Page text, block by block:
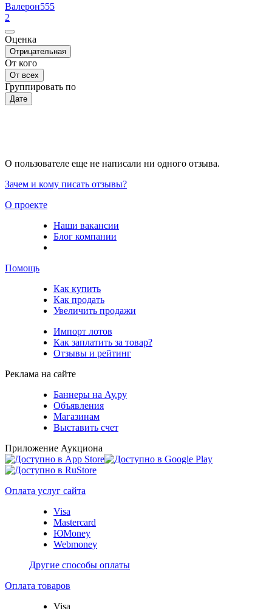
Валерон555
2
Оценка
Отрицательная
От кого
От всех
Группировать по
Дате
О пользователе еще не написали ни одного отзыва.
Зачем и кому писать отзывы?
О проекте
Наши вакансии
Блог компании
Помощь
Как купить
Как продать
Увеличить продажи
Импорт лотов
Как заплатить за товар?
Отзывы и рейтинг
Реклама на сайте
Баннеры на Ау.ру
Объявления
Магазинам
Выставить счет
Приложение Аукциона
Оплата услуг сайта
Visa
Mastercard
ЮMoney
Webmoney
Другие способы оплаты
Оплата товаров
Visa